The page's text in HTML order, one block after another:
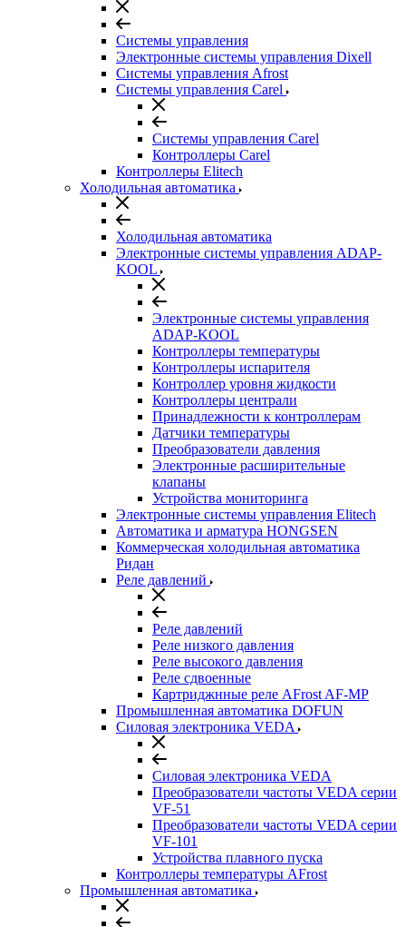
Системы управления
Электронные системы управления Dixell
Системы управления Afrost
Системы управления Carel
Системы управления Carel
Контроллеры Carel
Контроллеры Elitech
Холодильная автоматика
Холодильная автоматика
Электронные системы управления ADAP-
KOOL
Электронные системы управления
ADAP-KOOL
Контроллеры температуры
Контроллеры испарителя
Контроллер уровня жидкости
Контроллеры централи
Принадлежности к контроллерам
Датчики температуры
Преобразователи давления
Электронные расширительные
клапаны
Устройства мониторинга
Электронные системы управления Elitech
Автоматика и арматура HONGSEN
Коммерческая холодильная автоматика
Ридан
Реле давлений
Реле давлений
Реле низкого давления
Реле высокого давления
Реле сдвоенные
Картриджнные реле AFrost AF-MP
Промышленная автоматика DOFUN
Силовая электроника VEDA
Силовая электроника VEDA
Преобразователи частоты VEDA серии
VF-51
Преобразователи частоты VEDA серии
VF-101
Устройства плавного пуска
Контроллеры температуры AFrost
Промышленная автоматика